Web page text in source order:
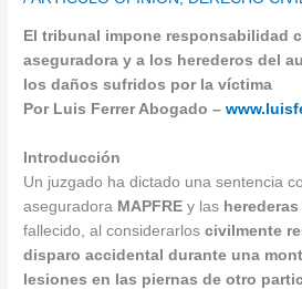
El tribunal impone responsabilidad
aseguradora y a los herederos del
los daños sufridos por la víctima
Por Luis Ferrer Abogado –
Introducción
Un juzgado ha dictado una sentencia
aseguradora MAPFRE y las
fallecido, al considerarloscivilmente
disparo accidental durante una
lesiones en las piernas de otro